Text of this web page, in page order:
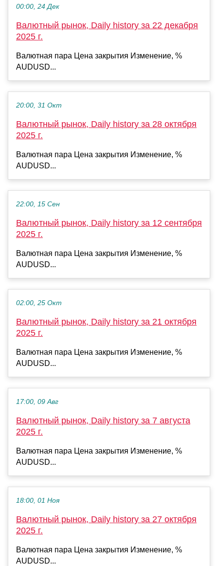
00:00, 24 Дек
Валютный рынок, Daily history за 22 декабря
2025 г.
Валютная пара Цена закрытия Изменение, %
AUDUSD...
20:00, 31 Окт
Валютный рынок, Daily history за 28 октября
2025 г.
Валютная пара Цена закрытия Изменение, %
AUDUSD...
22:00, 15 Сен
Валютный рынок, Daily history за 12 сентября
2025 г.
Валютная пара Цена закрытия Изменение, %
AUDUSD...
02:00, 25 Окт
Валютный рынок, Daily history за 21 октября
2025 г.
Валютная пара Цена закрытия Изменение, %
AUDUSD...
17:00, 09 Авг
Валютный рынок, Daily history за 7 августа
2025 г.
Валютная пара Цена закрытия Изменение, %
AUDUSD...
18:00, 01 Ноя
Валютный рынок, Daily history за 27 октября
2025 г.
Валютная пара Цена закрытия Изменение, %
AUDUSD...